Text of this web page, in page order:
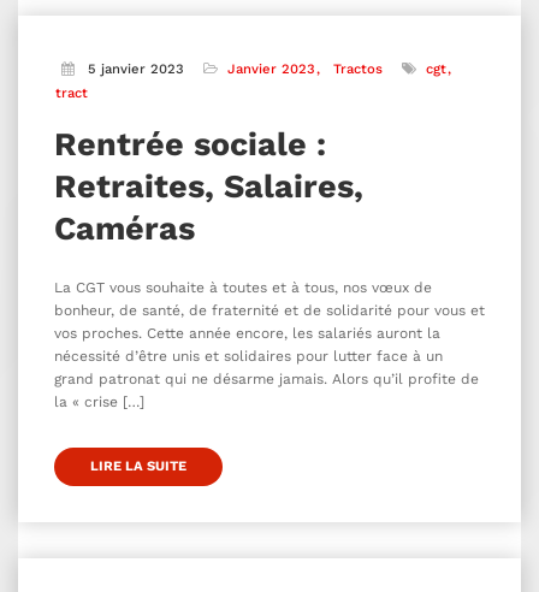
5 janvier 2023 Janvier 2023 Tractos
cgt
tract
Rentrée sociale :
Retraites, Salaires,
Caméras
La CGT vous souhaite à toutes et à tous, nos vœux de
bonheur, de santé, de fraternité et de solidarité pour vous et
vos proches. Cette année encore, les salariés auront la
nécessité d’être unis et solidaires pour lutter face à un
grand patronat qui ne désarme jamais. Alors qu’il profite de
la « crise […]
LIRE LA SUITE